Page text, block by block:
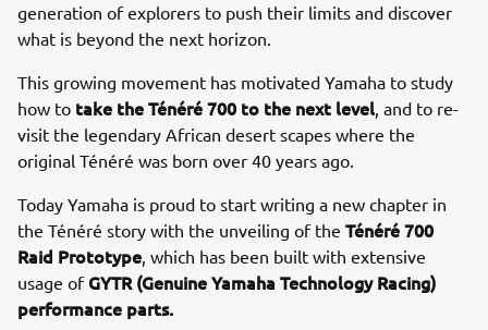
generation of explorers to push their limits and discover
what is beyond the next horizon.
This growing movement has motivated Yamaha to study
how to take the Ténéré 700 to the next level, and to re-
visit the legendary African desert scapes where the
original Ténéré was born over 40 years ago.
Today Yamaha is proud to start writing a new chapter in
the Ténéré story with the unveiling of the Ténéré 700
Raid Prototype, which has been built with extensive
usage ofGYTR (Genuine Yamaha Technology Racing)
performance parts.